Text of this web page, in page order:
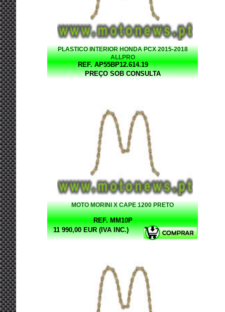
PLASTICO INTERIOR HONDA PCX 2015-2018
ALLPRO
REF. AP55BP12.614.19
PREÇO SOB CONSULTA
MOTO MORINI X CAPE 1200 PRETO
REF. MM10P
11 990,00 EUR (IVA INC.)